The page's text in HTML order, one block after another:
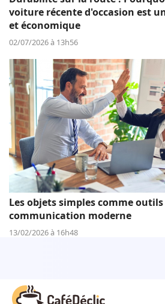
voiture récente d'occasion est
et économique
02/07/2026 à 13h56
Les objets simples comme
communication moderne
13/02/2026 à 16h48